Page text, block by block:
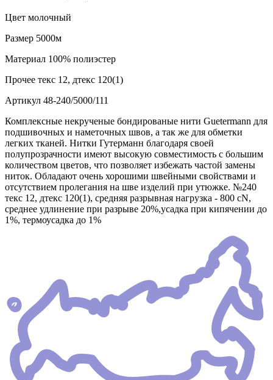
Цвет молочный
Размер 5000м
Материал 100% полиэстер
Прочее текс 12, дтекс 120(1)
Артикул 48-240/5000/111
Комплексные некрученые бондированые нити Guetermann для
подшивочных и наметочных швов, а так же для обметки
легких тканей. Нитки Гутерманн благодаря своей
полупрозрачности имеют высокую совместимость с большим
количеством цветов, что позволяет избежать частой замены
ниток. Обладают очень хорошими швейными свойствами и
отсутствием пролегания на шве изделий при утюжке. №240
текс 12, дтекс 120(1), средняя разрывная нагрузка - 800 сN,
среднее удлинение при разрыве 20%,усадка при кипячении до
1%, термоусадка до 1%